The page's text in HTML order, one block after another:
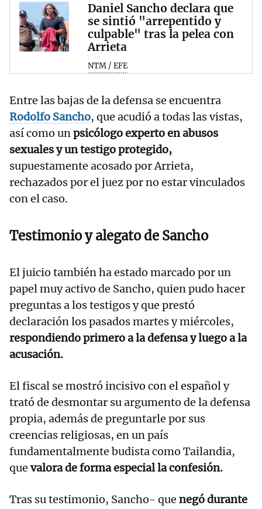
Daniel Sancho declara que
se sintió "arrepentido y
culpable" tras la pelea con
Arrieta
NTM / EFE
Entre las bajas de la defensa se encuentra
Rodolfo Sancho, que acudió a todas las vistas,
así como unpsicólogo experto en abusos
sexuales y un testigo protegido,
supuestamente acosado por Arrieta,
rechazados por el juez por no estar vinculados
con el caso.
Testimonio y alegato de Sancho
El juicio también ha estado marcado por un
papel muy activo de Sancho, quien pudo hacer
preguntas a los testigos y que prestó
declaración los pasados martes y miércoles,
respondiendo primero a la defensa y luego a la
acusación.
El fiscal se mostró incisivo con el español y
trató de desmontar su argumento de la defensa
propia, además de preguntarle por sus
creencias religiosas, en un país
fundamentalmente budista como Tailandia,
que valora de forma especial la confesión.
Tras su testimonio, Sancho- que negó durante